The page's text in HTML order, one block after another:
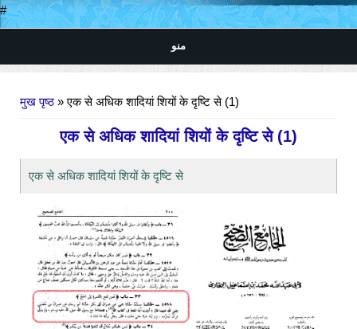
#
منو
मुख पृष्ठ» एक से अधिक शादियां शियों के दृष्टि से (1)
एक से अधिक शादियां शियों के दृष्टि से (1)
एक से अधिक शादियां शियों के दृष्टि से